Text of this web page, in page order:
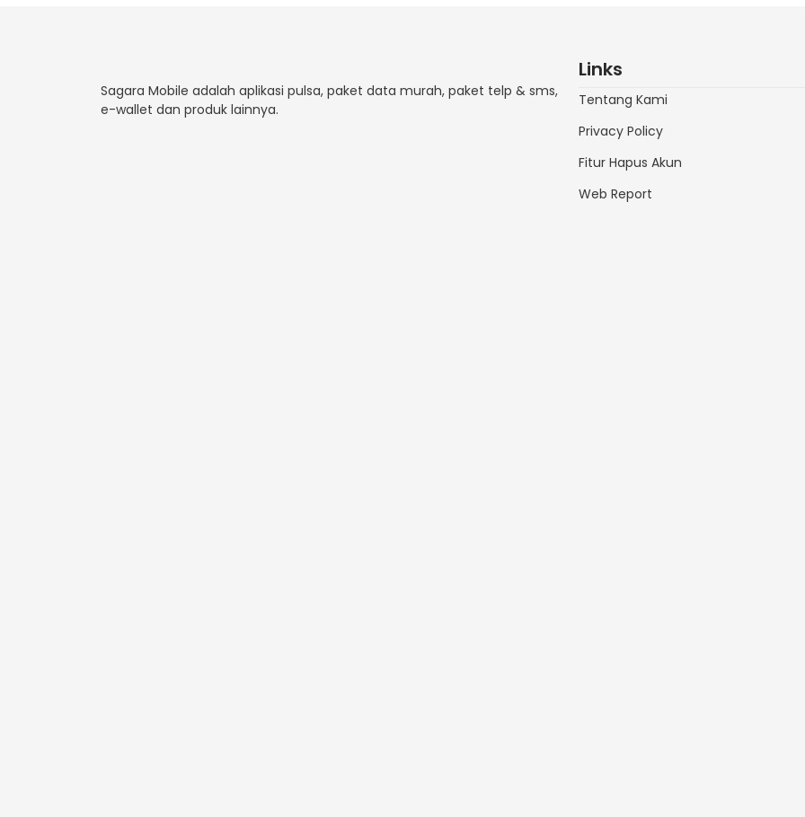
Sagara Mobile adalah aplikasi pulsa, paket data murah, paket telp & sms,
e-wallet dan produk lainnya.
Links
Tentang Kami
Privacy Policy
Fitur Hapus Akun
Web Report